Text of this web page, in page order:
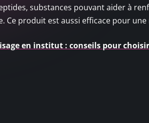
substances pouvant aider à
Ce produit est aussi efficace pour
en institut : conseils pour